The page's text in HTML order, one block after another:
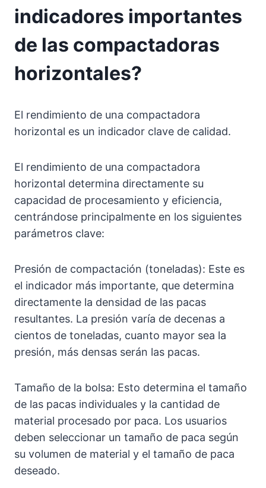
indicadores importantes
de las compactadoras
horizontales?
El rendimiento de una compactadora
horizontal es un indicador clave de calidad.
El rendimiento de una compactadora
horizontal determina directamente su
capacidad de procesamiento y eficiencia,
centrándose principalmente en los siguientes
parámetros clave:
Presión de compactación (toneladas): Este es
el indicador más importante, que determina
directamente la densidad de las pacas
resultantes. La presión varía de decenas a
cientos de toneladas, cuanto mayor sea la
presión, más densas serán las pacas.
Tamaño de la bolsa: Esto determina el tamaño
de las pacas individuales y la cantidad de
material procesado por paca. Los usuarios
deben seleccionar un tamaño de paca según
su volumen de material y el tamaño de paca
deseado.